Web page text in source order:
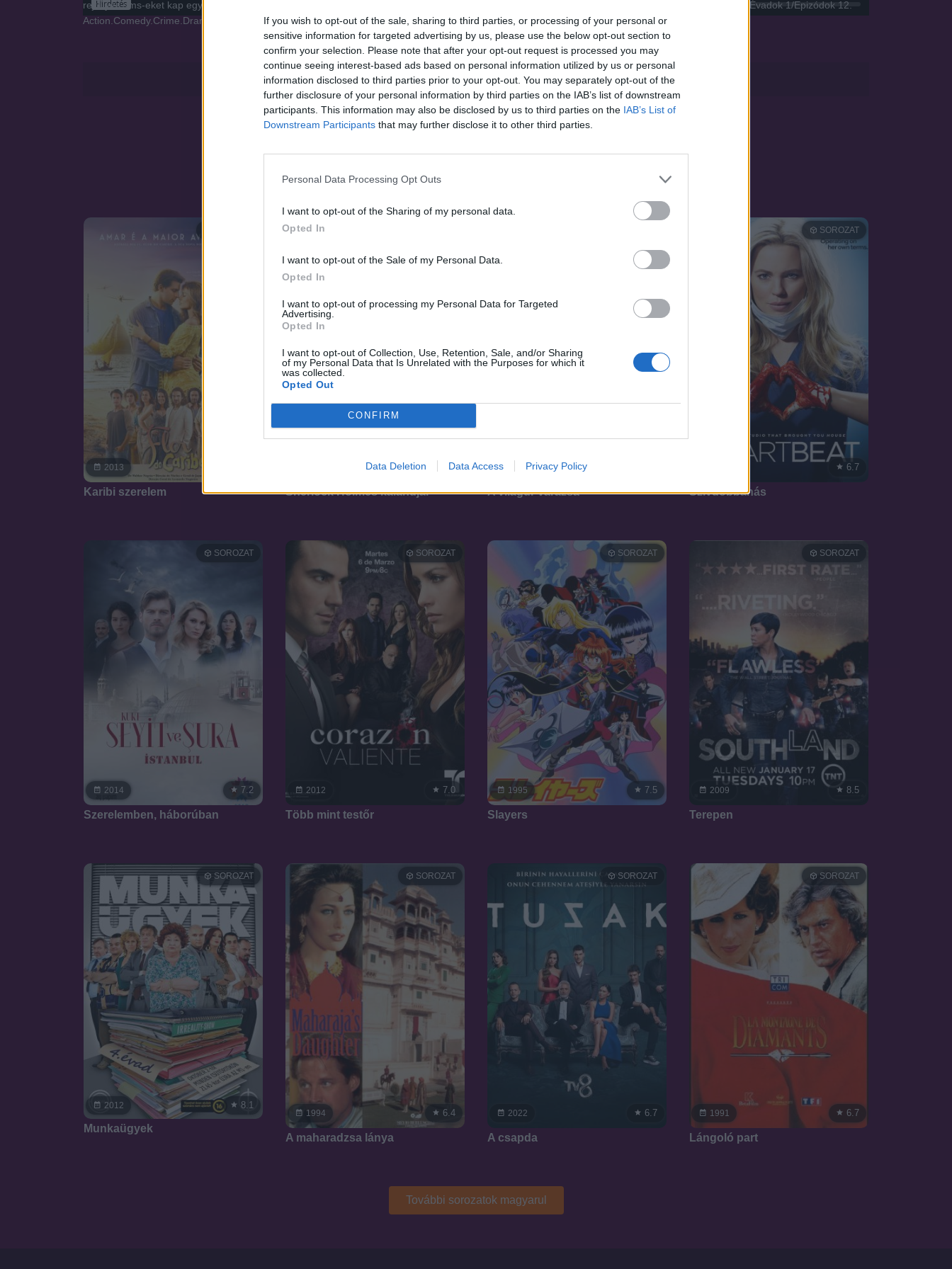
If you wish to opt-out of the sale, sharing to third parties, or processing of your personal or
sensitive information for targeted advertising by us, please use the below opt-out section to
confirm your selection. Please note that after your opt-out request is processed you may
continue seeing interest-based ads based on personal information utilized by us or personal
information disclosed to third parties prior to your opt-out. You may separately opt-out of the
further disclosure of your personal information by third parties on the IAB’s list of downstream
participants. This information may also be disclosed by us to third parties on the IAB’s List of
Downstream Participants that may further disclose it to other third parties.
Personal Data Processing Opt Outs
I want to opt-out of the Sharing of my personal data.
Opted In
I want to opt-out of the Sale of my Personal Data.
Opted In
I want to opt-out of processing my Personal Data for Targeted
Advertising.
Opted In
I want to opt-out of Collection, Use, Retention, Sale, and/or Sharing
of my Personal Data that Is Unrelated with the Purposes for which it
was collected.
Opted Out
CONFIRM
Data Deletion Data Access Privacy Policy
Hirdetés
rejtélyes sms-eket kap egy ismeretlen feladótól, aki azt állítja, segíthet neki apja gyilkosának leleplezésében. .12.francia akcióvígjáték-sorozat, 2014. Évadok 1/Epizódok 12.
Action.Comedy.Crime.Drama.
Tetszett a sorozat? Oszd meg: WhatsApp
Viber
Hasonló sorozatok
2013
Karibi szerelem
8.7
Sherlock Holmes kalandjai
2011
A világűr varázsa
SOROZAT
6.7
Szívdobbanás
2014
SOROZAT
7.2
Szerelemben, háborúban
2012
SOROZAT
7.0
Több mint testőr
1995
SOROZAT
7.5
Slayers
2009
SOROZAT
8.5
Terepen
2012
SOROZAT
8.1
Munkaügyek
1994
SOROZAT
6.4
A maharadzsa lánya
2022
SOROZAT
6.7
A csapda
1991
SOROZAT
6.7
Lángoló part
További sorozatok magyarul